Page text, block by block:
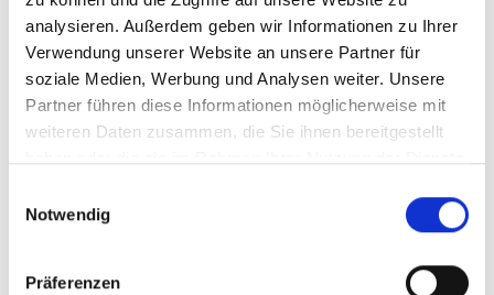
analysieren. Außerdem geben wir Informationen zu Ihrer
Verwendung unserer Website an unsere Partner für
soziale Medien, Werbung und Analysen weiter. Unsere
Partner führen diese Informationen möglicherweise mit
weiteren Daten zusammen, die Sie ihnen bereitgestellt
Notwendig
Präferenzen
Adaptation
Englisch (PDF, 10 MB)